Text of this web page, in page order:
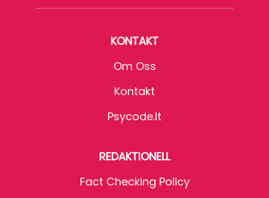
KONTAKT
Om Oss
Kontakt
Psycode.it
REDAKTIONELL
Fact Checking Policy